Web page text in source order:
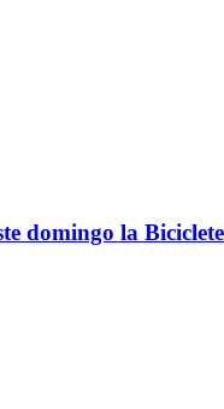
domingo la